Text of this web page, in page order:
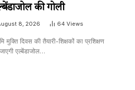
की गोली
8, 2026 64 Views
मुक्ति दिवस की तैयारी-शिक्षकों का प्रशिक्षण
एल्बेंडाजोल…